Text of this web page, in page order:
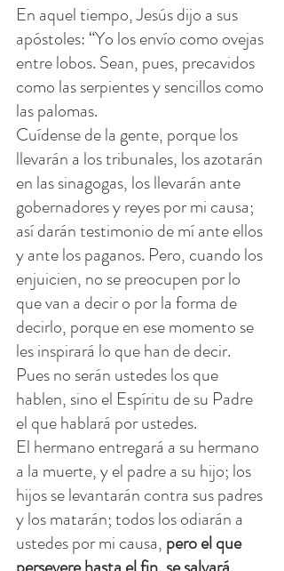
En aquel tiempo, Jesús dijo a sus
apóstoles: “Yo los envío como ovejas
entre lobos. Sean, pues, precavidos
como las serpientes y sencillos como
las palomas.
Cuídense de la gente, porque los
llevarán a los tribunales, los azotarán
en las sinagogas, los llevarán ante
gobernadores y reyes por mi causa;
así darán testimonio de mí ante ellos
y ante los paganos. Pero, cuando los
enjuicien, no se preocupen por lo
que van a decir o por la forma de
decirlo, porque en ese momento se
les inspirará lo que han de decir.
Pues no serán ustedes los que
hablen, sino el Espíritu de su Padre
el que hablará por ustedes.
El hermano entregará a su hermano
a la muerte, y el padre a su hijo; los
hijos se levantarán contra sus padres
y los matarán; todos los odiarán a
ustedes por mi causa, pero el que